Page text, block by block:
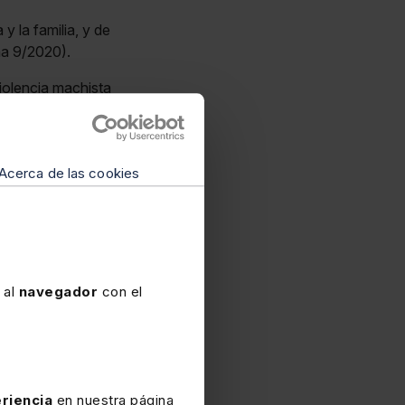
de las cookies
navegador con el
en nuestra página
y la familia, y de
9/2020).
machista
(D
en el